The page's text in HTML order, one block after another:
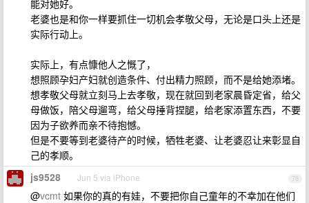
能对她好。
老婆也是和你一样要抓住一切机会孝敬父母，无论是口头上还是
实际行动上。
实际上，有点慷他人之慨了，
想照顾孕妇产妇就创造条件、付出精力照顾，而不是给她添堵。
想孝敬父母就立刻马上去孝敬，现在就回到老家晨昏定省，给父
母做饭，陪父母遛弯，给父母捶背捏腿，给老家添置东西，不要
因为子欲养而亲不待抱憾。
但是不要等到老婆待产的时候，牺牲老婆、让老婆忍让来彰显自
己的孝顺。
78
js9528 Jun 5 via iPhone
@vcmt 如果你的真的有娃，不要把你自己童年的不幸加在他们